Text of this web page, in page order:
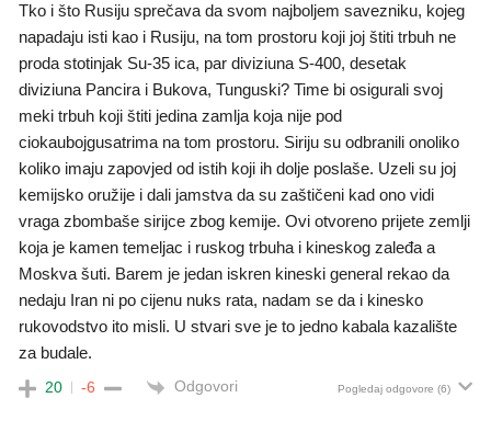
Tko i što Rusiju sprečava da svom najboljem savezniku, kojeg
napadaju isti kao i Rusiju, na tom prostoru koji joj štiti trbuh ne
proda stotinjak Su-35 ica, par diviziuna S-400, desetak
diviziuna Pancira i Bukova, Tunguski? Time bi osigurali svoj
meki trbuh koji štiti jedina zamlja koja nije pod
ciokaubojgusatrima na tom prostoru. Siriju su odbranili onoliko
koliko imaju zapovjed od istih koji ih dolje poslaše. Uzeli su joj
kemijsko oružije i dali jamstva da su zaštičeni kad ono vidi
vraga zbombaše sirijce zbog kemije. Ovi otvoreno prijete zemlji
koja je kamen temeljac i ruskog trbuha i kineskog zaleđa a
Moskva šuti. Barem je jedan iskren kineski general rekao da
nedaju Iran ni po cijenu nuks rata, nadam se da i kinesko
rukovodstvo ito misli. U stvari sve je to jedno kabala kazalište
za budale.
20 -6 Odgovori Pogledaj odgovore (6)